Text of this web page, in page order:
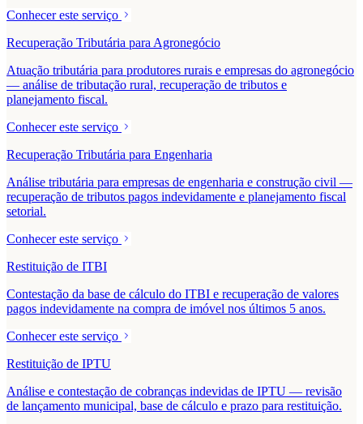
Conhecer este serviço
Recuperação Tributária para Agronegócio
Atuação tributária para produtores rurais e empresas do agronegócio
— análise de tributação rural, recuperação de tributos e
planejamento fiscal.
Conhecer este serviço
Recuperação Tributária para Engenharia
Análise tributária para empresas de engenharia e construção civil —
recuperação de tributos pagos indevidamente e planejamento fiscal
setorial.
Conhecer este serviço
Restituição de ITBI
Contestação da base de cálculo do ITBI e recuperação de valores
pagos indevidamente na compra de imóvel nos últimos 5 anos.
Conhecer este serviço
Restituição de IPTU
Análise e contestação de cobranças indevidas de IPTU — revisão
de lançamento municipal, base de cálculo e prazo para restituição.